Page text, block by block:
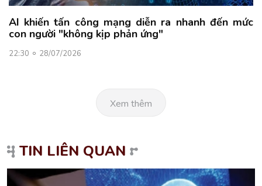
AI khiến tấn công mạng diễn ra nhanh đến mức
con người "không kịp phản ứng"
22:30 28/07/2026
Xem thêm
TIN LIÊN QUAN